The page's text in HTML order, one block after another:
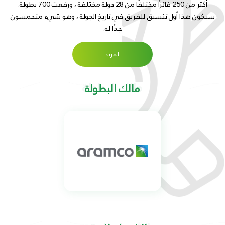
أكثر من 250 فائزًا مختلفًا من 28 دولة مختلفة ، ورفعت 700 بطولة.
سيكون هذا أول تنسيق للفريق في تاريخ الجولة ، وهو شيء متحمسون
جدًا له.
للمزيد
مالك البطولة
مالك البطولة